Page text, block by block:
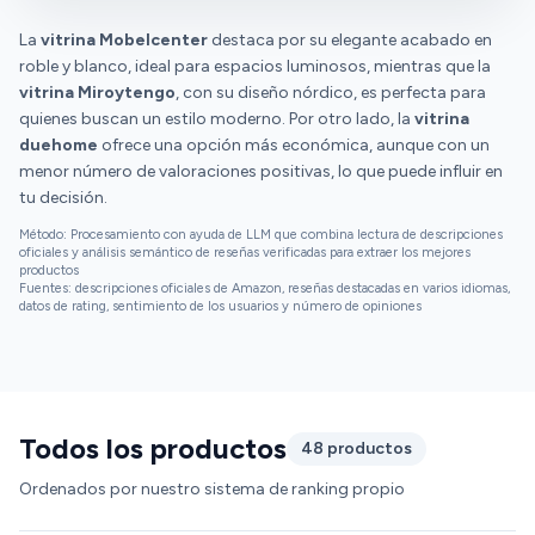
La vitrina Mobelcenter destaca por su elegante acabado en
roble y blanco, ideal para espacios luminosos, mientras que la
vitrina Miroytengo, con su diseño nórdico, es perfecta para
quienes buscan un estilo moderno. Por otro lado, la vitrina
duehome ofrece una opción más económica, aunque con un
menor número de valoraciones positivas, lo que puede influir en
tu decisión.
Método: Procesamiento con ayuda de LLM que combina lectura de descripciones
oficiales y análisis semántico de reseñas verificadas para extraer los mejores
productos
Fuentes: descripciones oficiales de Amazon, reseñas destacadas en varios idiomas,
datos de rating, sentimiento de los usuarios y número de opiniones
Todos los productos
48 productos
Ordenados por nuestro sistema de ranking propio